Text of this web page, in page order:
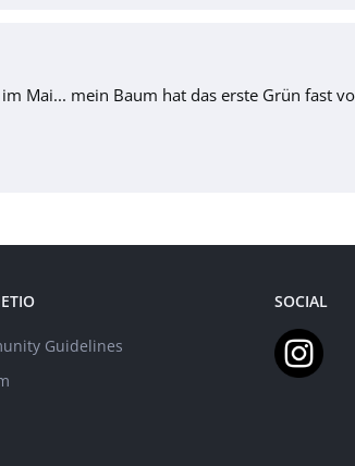
Mai... mein Baum hat das erste Grün fast
Guidelines
SOCIAL